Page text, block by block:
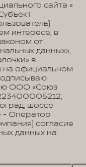
сайта «
интересе, в
от
данных»,
в
на официальном
ООО «Союз
шоссе
- Оператор
согласие
данных на